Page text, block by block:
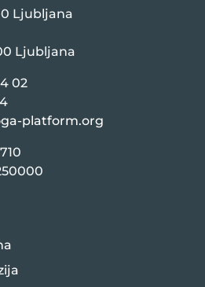
Ljubljana
Ljubljana
02
platform.org